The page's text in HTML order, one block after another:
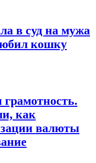
в суд на мужа
кошку
как
валюты